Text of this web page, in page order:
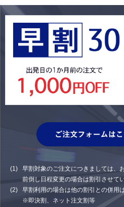
早割対象のご注文につきましては、
前倒し日程変更の場合は割引させて
早割利用の場合は他の割引との併用
※即決割、ネット注文割等